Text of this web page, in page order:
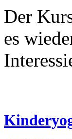
Der
es